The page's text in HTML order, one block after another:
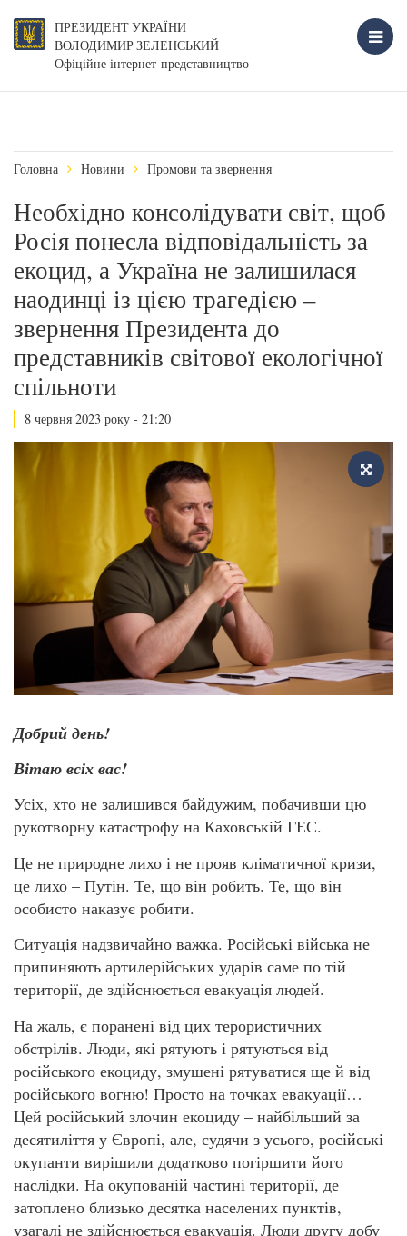
ПРЕЗИДЕНТ УКРАЇНИ
ВОЛОДИМИР ЗЕЛЕНСЬКИЙ
Офіційне інтернет-представництво
Головна Новини Промови та звернення
Необхідно консолідувати світ, щоб
Росія понесла відповідальність за
екоцид, а Україна не залишилася
наодинці із цією трагедією –
звернення Президента до
представників світової екологічної
спільноти
8 червня 2023 року - 21:20
Добрий день!
Вітаю всіх вас!
Усіх, хто не залишився байдужим, побачивши цю
рукотворну катастрофу на Каховській ГЕС.
Це не природне лихо і не прояв кліматичної кризи,
це лихо – Путін. Те, що він робить. Те, що він
особисто наказує робити.
Ситуація надзвичайно важка. Російські війська не
припиняють артилерійських ударів саме по тій
території, де здійснюється евакуація людей.
На жаль, є поранені від цих терористичних
обстрілів. Люди, які рятують і рятуються від
російського екоциду, змушені рятуватися ще й від
російського вогню! Просто на точках евакуації…
Цей російський злочин екоциду – найбільший за
десятиліття у Європі, але, судячи з усього, російські
окупанти вирішили додатково погіршити його
наслідки. На окупованій частині території, де
затоплено близько десятка населених пунктів,
узагалі не здійснюється евакуація. Люди другу добу